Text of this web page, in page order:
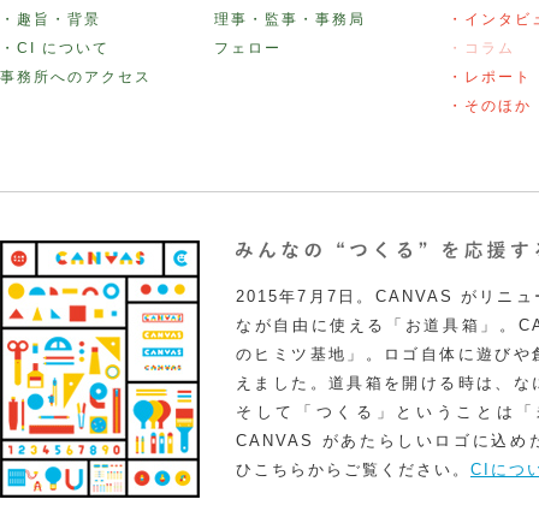
・趣旨・背景
・CI について
事務所へのアクセス
理事・監事・事務局
フェロー
・インタビ
・コラム
・レポート
・そのほか
2015年7月7日。CANVAS がリニュ
なが自由に使える「お道具箱」。
のヒミツ基地」。ロゴ自体に遊び
えました。道具箱を開ける時は、
そして「つくる」ということは
CANVAS があたらしいロゴに込め
ひこちらからご覧ください。 CIにつ